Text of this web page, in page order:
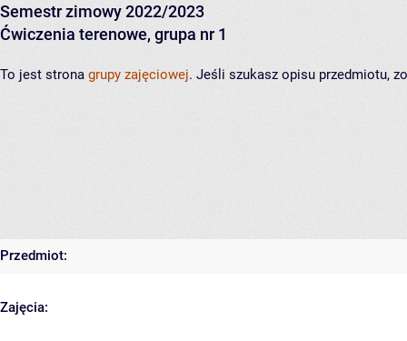
Semestr zimowy 2022/2023
Ćwiczenia terenowe, grupa nr 1
To jest strona grupy zajęciowej. Jeśli szukasz opisu przedmiotu,
Przedmiot:
Zajęcia: